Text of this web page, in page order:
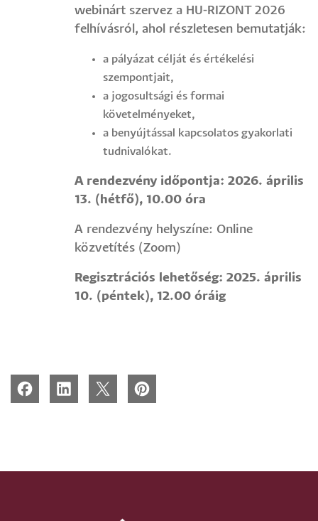
webinárt szervez a HU-RIZONT 2026
felhívásról, ahol részletesen bemutatják:
a pályázat célját és értékelési
szempontjait,
a jogosultsági és formai
követelményeket,
a benyújtással kapcsolatos gyakorlati
tudnivalókat.
A rendezvény időpontja: 2026. április
13. (hétfő), 10.00 óra
A rendezvény helyszíne: Online
közvetítés (Zoom)
Regisztrációs lehetőség: 2025. április
10. (péntek), 12.00 óráig